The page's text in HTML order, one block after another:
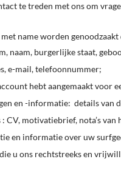
te treden met ons om
name worden
naam, burgerlijke staat,
e-mail, telefoonnummer;
hebt aangemaakt voor
en -informatie: details van
CV, motivatiebrief, nota’s van
en informatie over uw
u ons rechtstreeks en